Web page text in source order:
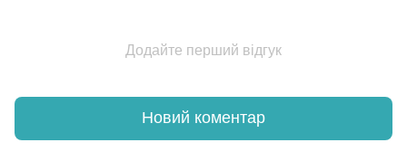
Додайте перший відгук
Новий коментар